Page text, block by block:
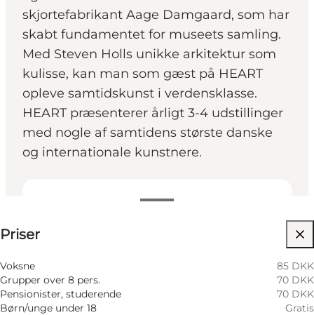
skjortefabrikant Aage Damgaard, som har
skabt fundamentet for museets samling.
Med Steven Holls unikke arkitektur som
kulisse, kan man som gæst på HEART
opleve samtidskunst i verdensklasse.
HEART præsenterer årligt 3-4 udstillinger
med nogle af samtidens største danske
og internationale kunstnere.
Priser
Voksne
85 DKK
Grupper over 8 pers.
70 DKK
Pensionister, studerende
70 DKK
Børn/unge under 18
Gratis
Min virksomhed, Mig selv, Min partner, Venner,
Børn